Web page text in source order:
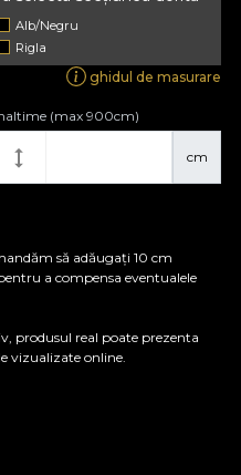
Alb/Negru
Rigla
ghidul de masurare
cm
(max 900cm)
să adăugați 10 cm
a compensa eventualele
produsul real poate prezenta
vizualizate online.